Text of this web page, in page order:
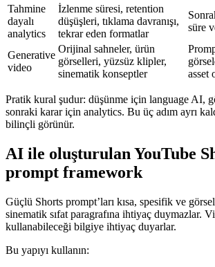
Tahmine
dayalı
analytics
İzlenme süresi, retention
düşüşleri, tıklama davranışı,
tekrar eden formatlar
süre
Generative
video
Orijinal sahneler, ürün
görselleri, yüzsüz klipler,
sinematik konseptler
asset
Pratik kural şudur: düşünme için language AI,
sonraki karar için analytics. Bu üç adım ayrı
bilinçli görünür.
AI ile oluşturulan YouTube
prompt framework
Güçlü Shorts prompt’ları kısa, spesifik ve
sinematik sıfat paragrafına ihtiyaç duymazlar.
kullanabileceği bilgiye ihtiyaç duyarlar.
Bu yapıyı kullanın: